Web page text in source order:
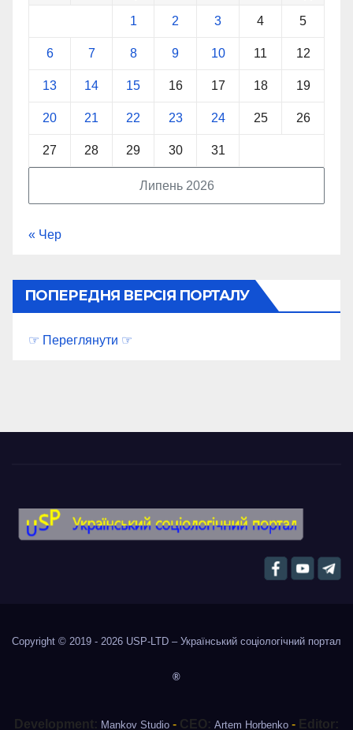
Липень 2026
1 2 3 4 5
6 7 8 9 10 11 12
13 14 15 16 17 18 19
20 21 22 23 24 25 26
27 28 29 30 31
« Чер
ПОПЕРЕДНЯ ВЕРСІЯ ПОРТАЛУ
☞ Переглянути ☞
Copyright © 2019 - 2026 USP-LTD – Український соціологічний портал
®
Development: Mankov Studio - CEO: Artem Horbenko - Editor: